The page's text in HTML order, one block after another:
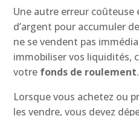
Une autre erreur coûteuse
d’argent pour accumuler
ne se vendent pas
immobiliser vos liquidités,
votre fonds de roulement.
Lorsque vous achetez ou
les vendre, vous devez